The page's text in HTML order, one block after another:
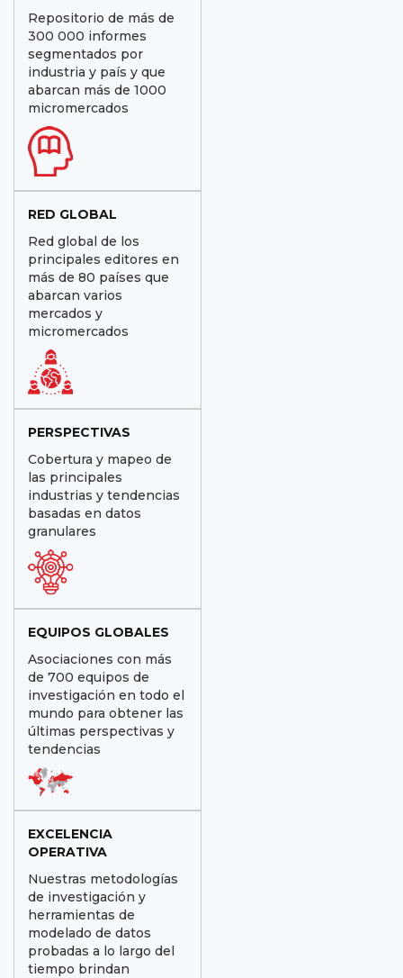
Repositorio de más de
300 000 informes
segmentados por
industria y país y que
abarcan más de 1000
micromercados
RED GLOBAL
Red global de los
principales editores en
más de 80 países que
abarcan varios
mercados y
micromercados
PERSPECTIVAS
Cobertura y mapeo de
las principales
industrias y tendencias
basadas en datos
granulares
EQUIPOS GLOBALES
Asociaciones con más
de 700 equipos de
investigación en todo el
mundo para obtener las
últimas perspectivas y
tendencias
EXCELENCIA
OPERATIVA
Nuestras metodologías
de investigación y
herramientas de
modelado de datos
probadas a lo largo del
tiempo brindan